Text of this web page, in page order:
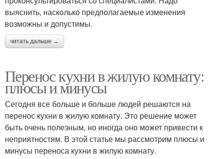
выяснить, насколько предполагаемые изменения
возможны и допустимы.
читать дальше →
Перенос кухни в жилую комнату:
плюсы и минусы
Сегодня все больше и больше людей решаются на
перенос кухни в жилую комнату. Это решение может
быть очень полезным, но иногда оно может привести к
неприятностям. В этой статье мы рассмотрим плюсы и
минусы переноса кухни в жилую комнату.